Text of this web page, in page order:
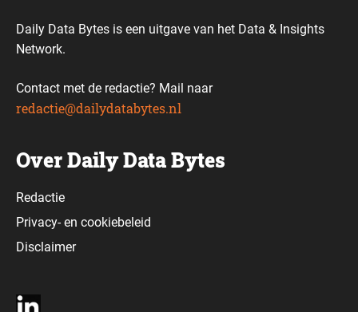
Daily Data Bytes is een uitgave van het Data & Insights
Network.
Contact met de redactie? Mail naar
redactie@dailydatabytes.nl
Over Daily Data Bytes
Redactie
Privacy-en cookiebeleid
Disclaimer